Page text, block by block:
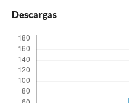
Descargas